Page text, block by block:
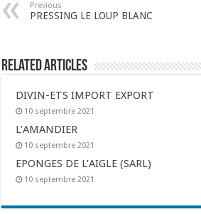
Previous
PRESSING LE LOUP BLANC
Related Articles
DIVIN-ETS IMPORT EXPORT
10 septembre 2021
L’AMANDIER
10 septembre 2021
EPONGES DE L’AIGLE (SARL)
10 septembre 2021